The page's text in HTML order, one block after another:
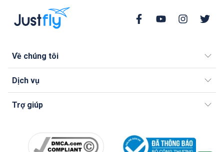
Về chúng tôi
Dịch vụ
Trợ giúp